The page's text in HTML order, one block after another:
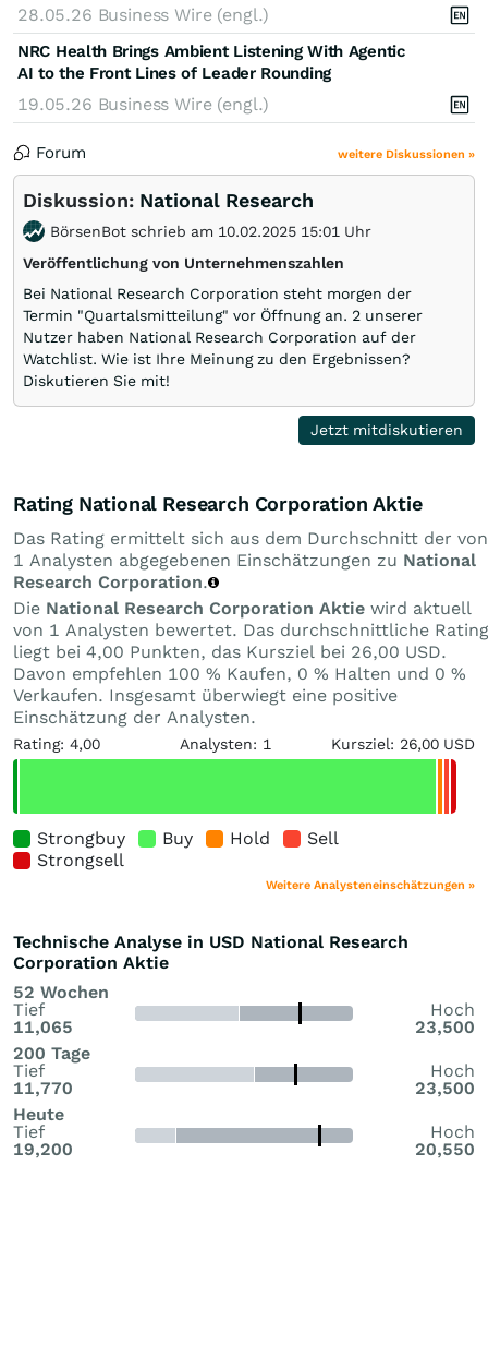
28.05.26 Business Wire (engl.)
NRC Health Brings Ambient Listening With Agentic
AI to the Front Lines of Leader Rounding
19.05.26 Business Wire (engl.)
Forum weitere Diskussionen »
Diskussion: National Research
BörsenBot schrieb am 10.02.2025 15:01 Uhr
Veröffentlichung von Unternehmenszahlen
Bei National Research Corporation steht morgen der
Termin "Quartalsmitteilung" vor Öffnung an. 2 unserer
Nutzer haben National Research Corporation auf der
Watchlist. Wie ist Ihre Meinung zu den Ergebnissen?
Diskutieren Sie mit!
Jetzt mitdiskutieren
Rating National Research Corporation Aktie
Das Rating ermittelt sich aus dem Durchschnitt der von
1 Analysten abgegebenen Einschätzungen zu National
Research Corporation.
Die National Research Corporation Aktie wird aktuell
von 1 Analysten bewertet. Das durchschnittliche Rating
liegt bei 4,00 Punkten, das Kursziel bei 26,00 USD.
Davon empfehlen 100 % Kaufen, 0 % Halten und 0 %
Verkaufen. Insgesamt überwiegt eine positive
Einschätzung der Analysten.
Rating: 4,00 Analysten: 1 Kursziel: 26,00 USD
Strongbuy Buy Hold
Sell
Strongsell
Weitere Analysteneinschätzungen »
Technische Analyse in USD National Research
Corporation Aktie
52 Wochen
Tief
11,065
Hoch
23,500
200 Tage
Tief
11,770
Hoch
23,500
Heute
Tief
19,200
Hoch
20,550